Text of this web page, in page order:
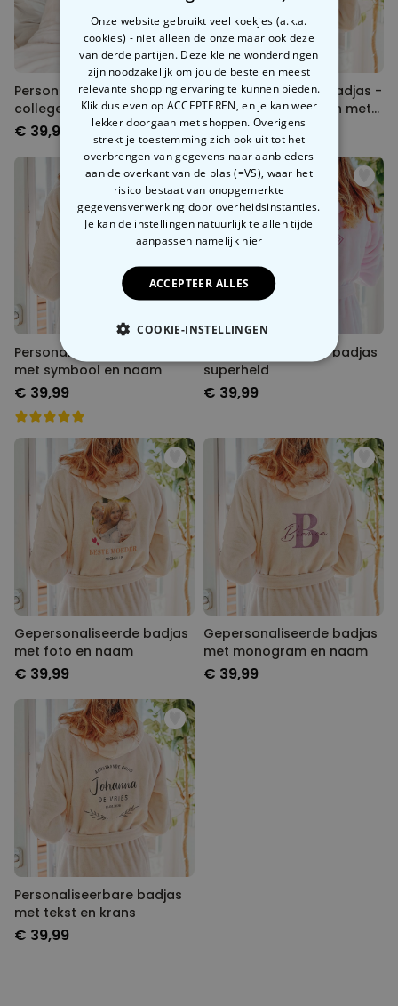
Personaliseerbare badjas
college style
€ 39,99
Personaliseerbare badjas -
illustratie vriendinnen met
tekst
€ 39,99
Personaliseerbare badjas
met symbool en naam
€ 39,99
Gepersonaliseerde badjas
superheld
€ 39,99
Gepersonaliseerde badjas
met foto en naam
€ 39,99
Gepersonaliseerde badjas
met monogram en naam
€ 39,99
Personaliseerbare badjas
met tekst en krans
€ 39,99
Onze website gebruikt veel koekjes (a.k.a.
cookies) - niet alleen de onze maar ook deze
van derde partijen. Deze kleine wonderdingen
zijn noodzakelijk om jou de beste en meest
relevante shopping ervaring te kunnen bieden.
Klik dus even op ACCEPTEREN, en je kan weer
lekker doorgaan met shoppen. Overigens
strekt je toestemming zich ook uit tot het
overbrengen van gegevens naar aanbieders
aan de overkant van de plas (=VS), waar het
risico bestaat van onopgemerkte
gegevensverwerking door overheidsinstanties.
Je kan de instellingen natuurlijk te allen tijde
aanpassen namelijk hier
ACCEPTEER ALLES
COOKIE-INSTELLINGEN
NOODZAKELIJK
MARKETING OVERIGE